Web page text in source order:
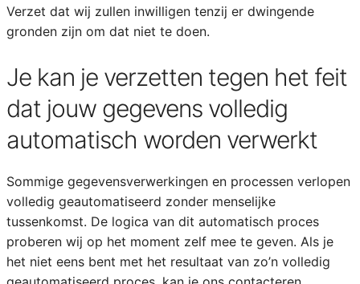
Verzet dat wij zullen inwilligen tenzij er dwingende
gronden zijn om dat niet te doen.
Je kan je verzetten tegen het feit
dat jouw gegevens volledig
automatisch worden verwerkt
Sommige gegevensverwerkingen en processen verlopen
volledig geautomatiseerd zonder menselijke
tussenkomst. De logica van dit automatisch proces
proberen wij op het moment zelf mee te geven. Als je
het niet eens bent met het resultaat van zo’n volledig